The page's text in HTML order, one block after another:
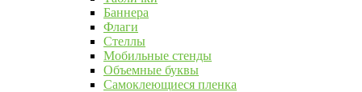
Баннера
Флаги
Стеллы
Мобильные стенды
Объемные буквы
Самоклеющиеся пленка